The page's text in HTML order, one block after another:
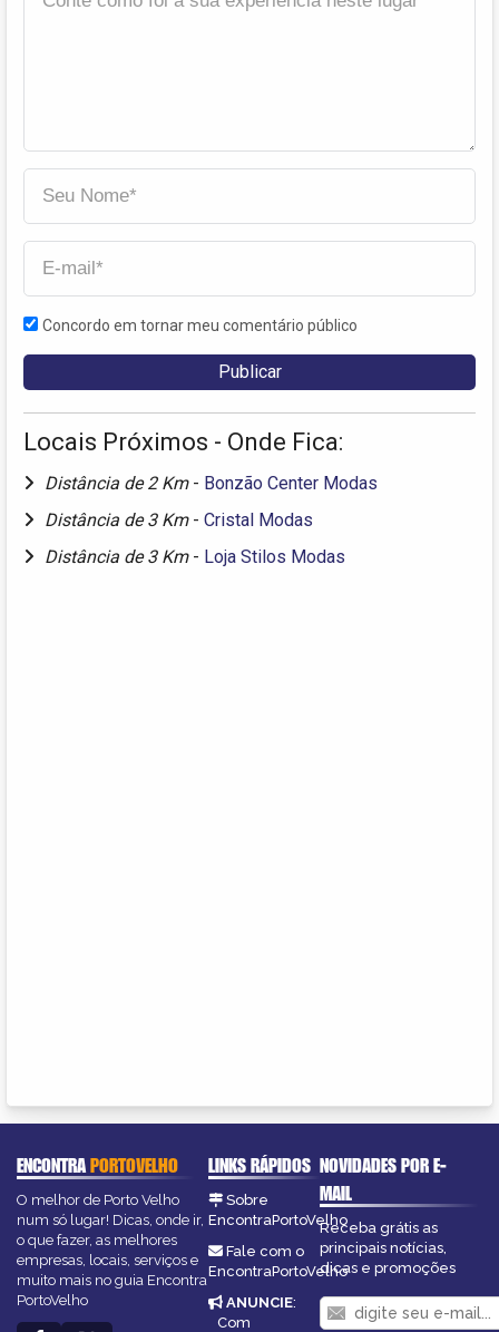
Concordo em tornar meu comentário público
Locais Próximos - Onde Fica:
Distância de 2 Km - Bonzão Center Modas
Distância de 3 Km - Cristal Modas
Distância de 3 Km - Loja Stilos Modas
ENCONTRAPORTOVELHO
O melhor de Porto Velho
num só lugar! Dicas, onde ir,
o que fazer, as melhores
empresas, locais, serviços e
muito mais no guia Encontra
PortoVelho
LINKS RÁPIDOS
Sobre
EncontraPortoVelho
Fale com o
EncontraPortoVelho
ANUNCIE:
Com
NOVIDADES POR E-
MAIL
Receba grátis as
principais notícias,
dicas e promoções